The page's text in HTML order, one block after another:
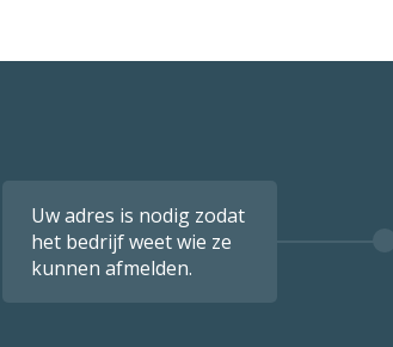
Uw adres is nodig zodat
het bedrijf weet wie ze
kunnen afmelden.